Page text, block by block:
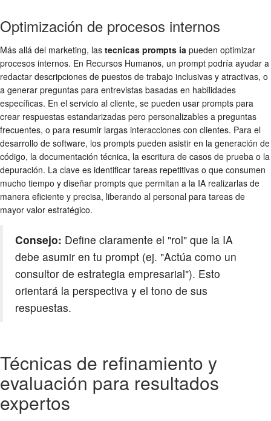
Optimización de procesos internos
Más allá del marketing, las tecnicas prompts ia pueden optimizar
procesos internos. En Recursos Humanos, un prompt podría ayudar a
redactar descripciones de puestos de trabajo inclusivas y atractivas, o
a generar preguntas para entrevistas basadas en habilidades
específicas. En el servicio al cliente, se pueden usar prompts para
crear respuestas estandarizadas pero personalizables a preguntas
frecuentes, o para resumir largas interacciones con clientes. Para el
desarrollo de software, los prompts pueden asistir en la generación de
código, la documentación técnica, la escritura de casos de prueba o la
depuración. La clave es identificar tareas repetitivas o que consumen
mucho tiempo y diseñar prompts que permitan a la IA realizarlas de
manera eficiente y precisa, liberando al personal para tareas de
mayor valor estratégico.
Consejo: Define claramente el "rol" que la IA
debe asumir en tu prompt (ej. "Actúa como un
consultor de estrategia empresarial"). Esto
orientará la perspectiva y el tono de sus
respuestas.
Técnicas de refinamiento y
evaluación para resultados
expertos